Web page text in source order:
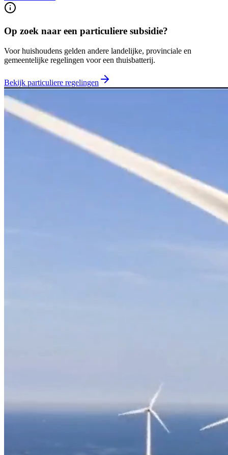
Op zoek naar een particuliere subsidie?
Voor huishoudens gelden andere landelijke, provinciale en
gemeentelijke regelingen voor een thuisbatterij.
Bekijk particuliere regelingen